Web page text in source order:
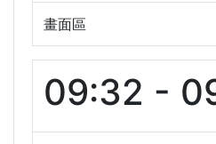
畫面區
09:32 -